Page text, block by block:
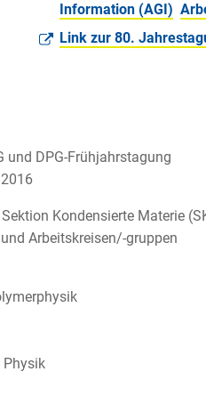
Information (AGI)
Link zur 80.
und DPG-Frühjahrstagung
Kondensierte Materie
Arbeitskreisen/-gruppen